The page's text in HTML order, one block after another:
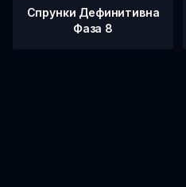
Спрунки Дефинитивна
Фаза 8